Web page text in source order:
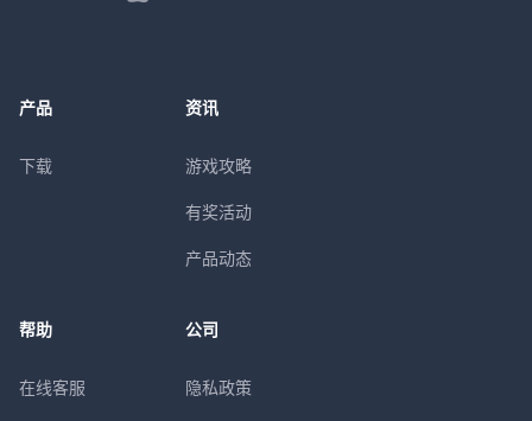
产品
下载
资讯
游戏攻略
有奖活动
产品动态
帮助
在线客服
公司
隐私政策